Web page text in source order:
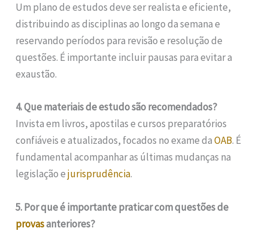
Um plano de estudos deve ser realista e eficiente,
distribuindo as disciplinas ao longo da semana e
reservando períodos para revisão e resolução de
questões. É importante incluir pausas para evitar a
exaustão.
4. Que materiais de estudo são recomendados?
Invista em livros, apostilas e cursos preparatórios
confiáveis e atualizados, focados no exame daOAB. É
fundamental acompanhar as últimas mudanças na
legislação ejurisprudência.
5. Por que é importante praticar com questões de
provasanteriores?